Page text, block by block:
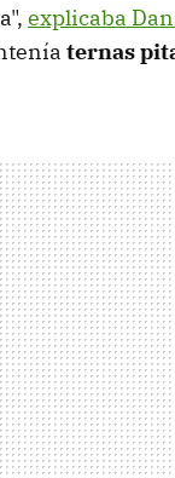
explicaba
ternas